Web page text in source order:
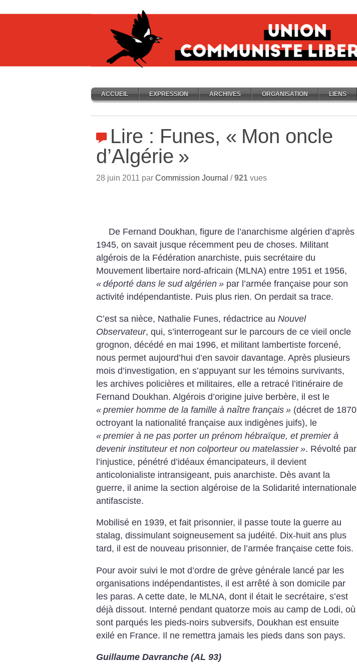
ACCUEIL EXPRESSION ARCHIVES ORGANISATION LIENS
Lire : Funes, « Mon oncle
d’Algérie »
28 juin 2011 par Commission Journal /921 vues
De Fernand Doukhan, figure de l’anarchisme algérien d’après
1945, on savait jusque récemment peu de choses. Militant
algérois de la Fédération anarchiste, puis secrétaire du
Mouvement libertaire nord-africain (MLNA) entre 1951 et 1956,
« déporté dans le sud algérien » par l’armée française pour son
activité indépendantiste. Puis plus rien. On perdait sa trace.
C’est sa nièce, Nathalie Funes, rédactrice au Nouvel
Observateur, qui, s’interrogeant sur le parcours de ce vieil oncle
grognon, décédé en mai 1996, et militant lambertiste forcené,
nous permet aujourd’hui d’en savoir davantage. Après plusieurs
mois d’investigation, en s’appuyant sur les témoins survivants,
les archives policières et militaires, elle a retracé l’itinéraire de
Fernand Doukhan. Algérois d’origine juive berbère, il est le
« premier homme de la famille à naître français » (décret de 1870
octroyant la nationalité française aux indigènes juifs), le
« premier à ne pas porter un prénom hébraïque, et premier à
devenir instituteur et non colporteur ou matelassier ». Révolté par
l’injustice, pénétré d’idéaux émancipateurs, il devient
anticolonialiste intransigeant, puis anarchiste. Dès avant la
guerre, il anime la section algéroise de la Solidarité internationale
antifasciste.
Mobilisé en 1939, et fait prisonnier, il passe toute la guerre au
stalag, dissimulant soigneusement sa judéité. Dix-huit ans plus
tard, il est de nouveau prisonnier, de l’armée française cette fois.
Pour avoir suivi le mot d’ordre de grève générale lancé par les
organisations indépendantistes, il est arrêté à son domicile par
les paras. A cette date, le MLNA, dont il était le secrétaire, s’est
déjà dissout. Interné pendant quatorze mois au camp de Lodi, où
sont parqués les pieds-noirs subversifs, Doukhan est ensuite
exilé en France. Il ne remettra jamais les pieds dans son pays.
Guillaume Davranche (AL 93)